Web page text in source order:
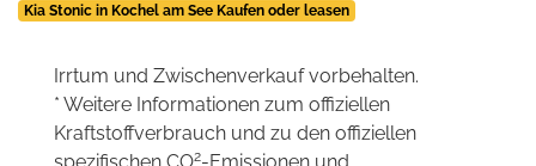
Kia Stonic in Kochel am See Kaufen oder leasen
Irrtum und Zwischenverkauf vorbehalten.
* Weitere Informationen zum offiziellen
Kraftstoffverbrauch und zu den offiziellen
spezifischen CO2-Emissionen und